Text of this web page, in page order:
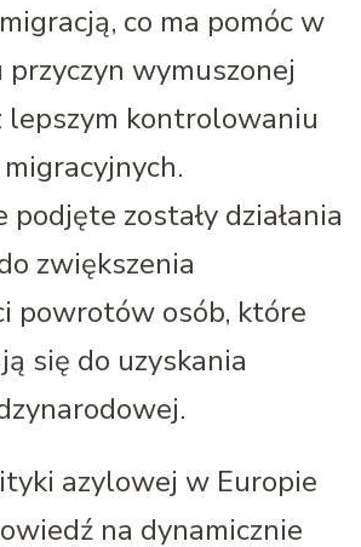
co ma pomóc w
wymuszonej
lepszym kontrolowaniu
podjęte zostały działania
zwiększenia
powrotów osób, które
się do uzyskania
azylowej w Europie
na dynamicznie